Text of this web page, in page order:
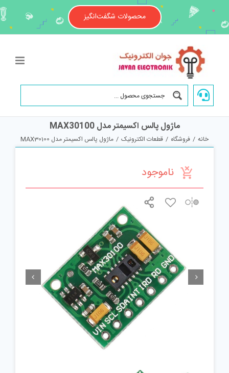
content
محصولات شگفت‌انگیز
ماژول پالس اکسیمتر مدل MAX30100
خانه / فروشگاه / قطعات الکترونیک / ماژول پالس اکسیمتر مدل MAX30100
ناموجود
 